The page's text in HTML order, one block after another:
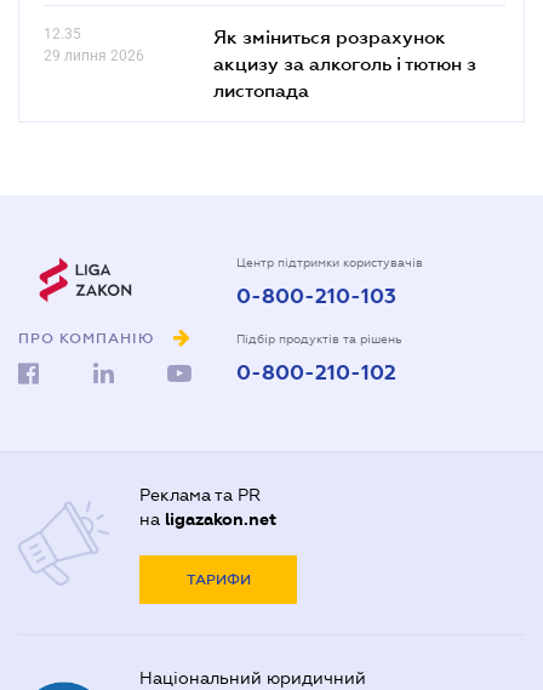
12.35
29 липня 2026
Як зміниться розрахунок
акцизу за алкоголь і тютюн з
листопада
ПРО КОМПАНІЮ
Центр підтримки користувачів
0-800-210-103
Підбір продуктів та рішень
0-800-210-102
Реклама та PR
на ligazakon.net
ТАРИФИ
Національний юридичний